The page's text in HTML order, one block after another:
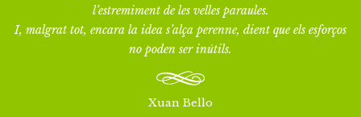
l’estremiment de les velles paraules.
I, malgrat tot, encara la idea s’alça perenne, dient que els esforços
no poden ser inútils.
Xuan Bello